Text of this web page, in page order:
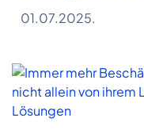
01.07.2025.